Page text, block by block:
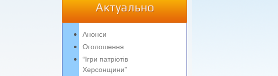
Актуально
Анонси
Оголошення
“Ігри патріотів
Херсонщини”